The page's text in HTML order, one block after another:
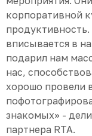
корпоративной
продуктивность.
вписывается в
подарил нам
нас,
хорошо провели
знакомых» -
партнера RTA.